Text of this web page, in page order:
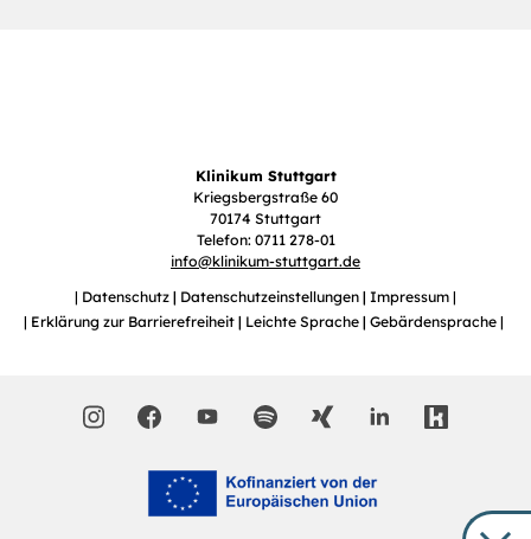
Klinikum Stuttgart
Kriegsbergstraße 60
70174 Stuttgart
Telefon: 0711 278-01
info@klinikum-stuttgart.de
Datenschutz
Datenschutzeinstellungen
Impressum
Erklärung zur Barrierefreiheit
Leichte Sprache Gebärdensprache